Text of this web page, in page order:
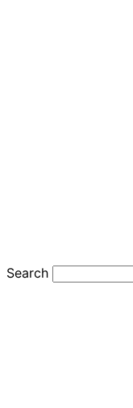
Search